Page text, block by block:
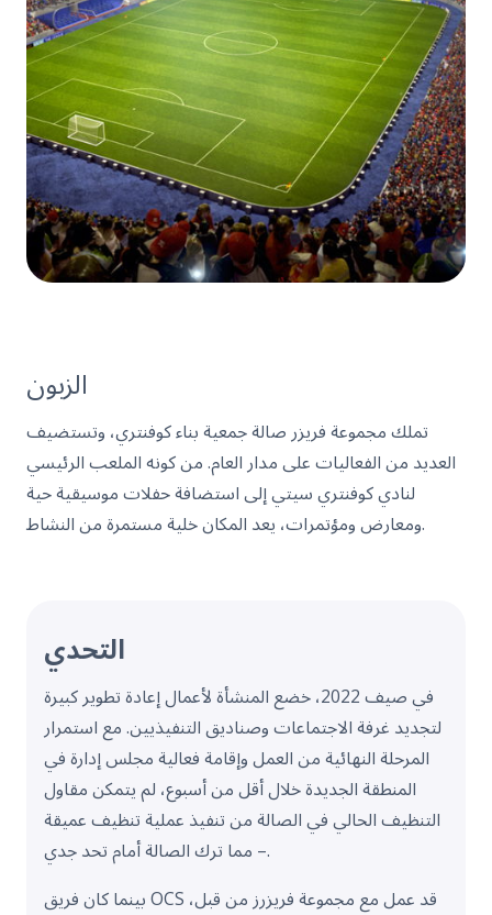
الزبون
تملك مجموعة فريزر صالة جمعية بناء كوفنتري، وتستضيف
العديد من الفعاليات على مدار العام. من كونه الملعب الرئيسي
لنادي كوفنتري سيتي إلى استضافة حفلات موسيقية حية
ومعارض ومؤتمرات، يعد المكان خلية مستمرة من النشاط.
التحدي
في صيف 2022، خضع المنشأة لأعمال إعادة تطوير كبيرة
لتجديد غرفة الاجتماعات وصناديق التنفيذيين. مع استمرار
المرحلة النهائية من العمل وإقامة فعالية مجلس إدارة في
المنطقة الجديدة خلال أقل من أسبوع، لم يتمكن مقاول
التنظيف الحالي في الصالة من تنفيذ عملية تنظيف عميقة
– مما ترك الصالة أمام تحد جدي.
بينما كان فريق OCS قد عمل مع مجموعة فريزرز من قبل،